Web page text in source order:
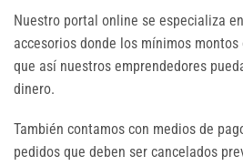
Nuestro portal online se especializa
accesorios donde los mínimos
que así nuestros emprendedores
dinero.
También contamos con medios de
pedidos que deben ser cancelados